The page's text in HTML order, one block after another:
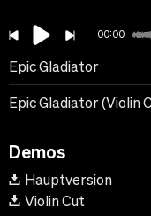
00:00
Epic Gladiator
Epic Gladiator (Violin
Demos
Hauptversion
Violin Cut